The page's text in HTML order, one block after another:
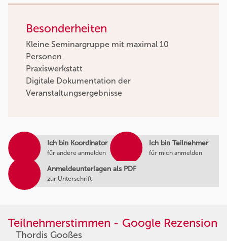
Ich bin Koordinator
für andere anmelden
Ich bin Teilnehmer
für mich anmelden
Anmeldeunterlagen als PDF
zur Unterschrift
Besonderheiten
Kleine Seminargruppe mit maximal 10
Personen
Praxiswerkstatt
Digitale Dokumentation der
Veranstaltungsergebnisse
Teilnehmerstimmen - Google Rezension
Thordis Gooßes